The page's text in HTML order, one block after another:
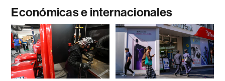
Económicas e internacionales